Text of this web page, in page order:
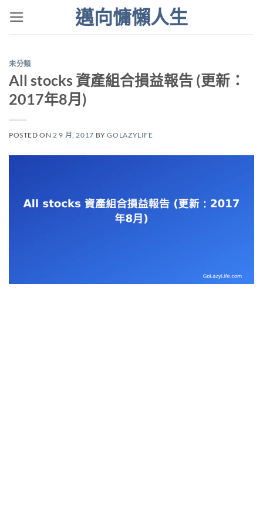
邁向慵懶人生
未分類
All stocks 資產組合損益報告 (更新：
2017年8月)
POSTED ON2 9 月, 2017 BYGOLAZYLIFE